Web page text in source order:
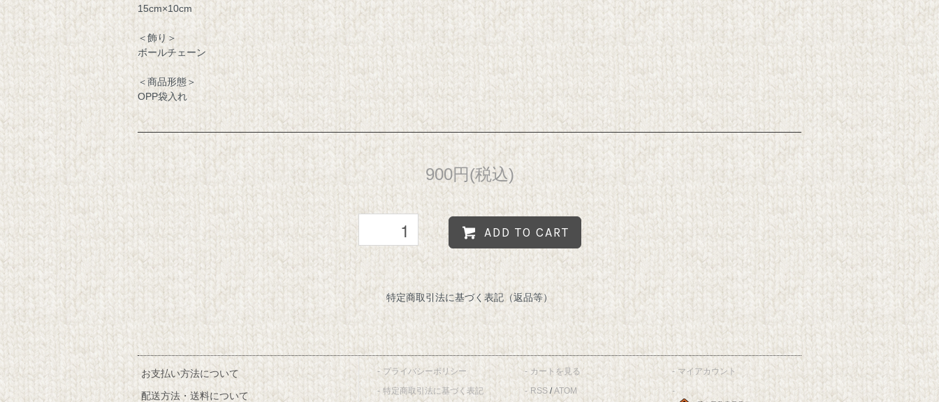
15cm×10cm
＜飾り＞
ボールチェーン
＜商品形態＞
OPP袋入れ
900円(税込)
ADD TO CART
特定商取引法に基づく表記（返品等）
お支払い方法について
配送方法・送料について
プライバシーポリシー
特定商取引法に基づく表記
カートを見る
RSS/ATOM
マイアカウント